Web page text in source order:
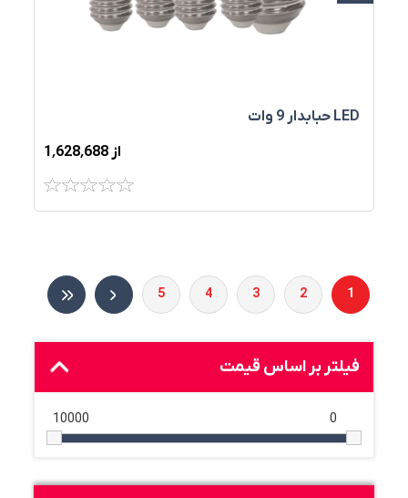
LED حبابدار 9 وات
از 1٬628٬688
1
2
3
4
5
فیلتر بر اساس قیمت
0
10000